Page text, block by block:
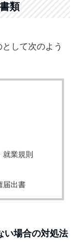
類
して次のよう
就業規則
届出書
い場合の対処法